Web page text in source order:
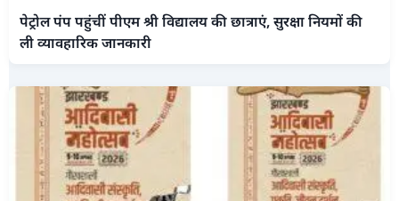
पेट्रोल पंप पहुंचीं पीएम श्री विद्यालय की छात्राएं, सुरक्षा नियमों की
ली व्यावहारिक जानकारी